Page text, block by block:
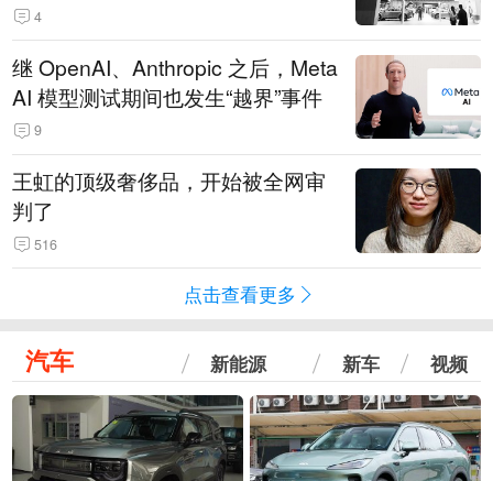
14.3万辆
4
继 OpenAI、Anthropic 之后，Meta
AI 模型测试期间也发生“越界”事件
9
王虹的顶级奢侈品，开始被全网审
判了
516
点击查看更多
汽车 新能源 新车 视频